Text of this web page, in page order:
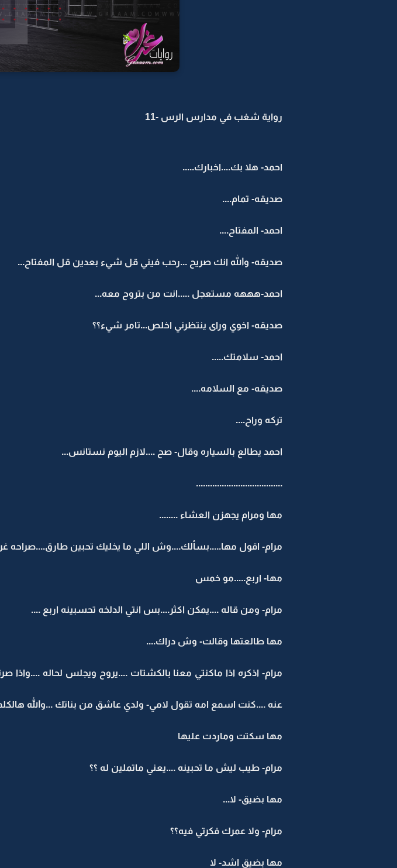
رواية شغب في مدارس الرس -11
احمد- هلا بك....اخبارك.....
صديقه- تمام....
احمد- المفتاح....
صديقه- والله انك صريح ...رحب فيني قل شيء بعدين قل المفتاح...
احمد-هههه مستعجل .....انت من بتروح معه...
صديقه- اخوي وراى ينتظرني اخلص...تامر شيء؟؟
احمد- سلامتك.....
صديقه- مع السلامه....
تركه وراح....
احمد يطالع بالسياره وقال- صح ....لازم اليوم نستانس...
.....................................
مها ومرام يجهزن العشاء ........
مرام- اقول مها.....بسألك....وش اللي ما يخليك تحبين طارق....صراحه
مها- اربع.....مو خمس
مرام- ومن قاله ....يمكن اكثر....بس انتي الدلخه تحسبينه اربع ....
مها طالعتها وقالت- وش دراك....
مرام- اذكره اذا ماكنتي معنا بالكشتات ....يروح ويجلس لحاله
عنه ....كنت اسمع امه تقول لامي- ولدي عاشق من بناتك ...والله
مها سكتت وماردت عليها
مرام- طيب ليش ما تحبينه ....يعني ماتملين له ؟؟
مها بضيق- لا...
مرام- ولا عمرك فكرتي فيه؟؟
مها بضيق اشد- لا